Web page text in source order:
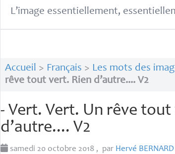
L’image essentiellement,
Accueil > Français > Les mots des
rêve tout vert. Rien d’autre.... V2
- Vert. Vert. Un rêve tout
d’autre.... V2
samedi 20 octobre 2018 , par Hervé BERNARD